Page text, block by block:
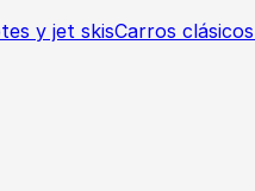
y jet skisCarros